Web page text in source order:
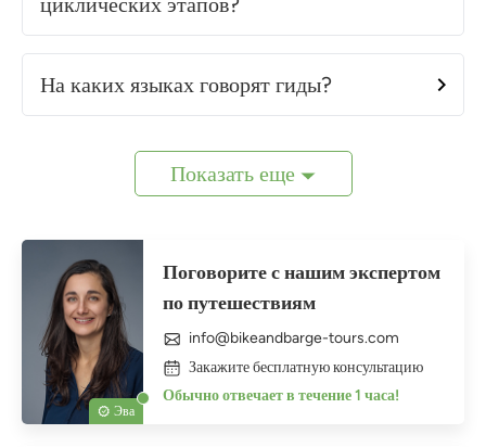
На каких языках говорят гиды?
Показать еще
Эва
Поговорите с нашим экспертом
по путешествиям
info@bikeandbarge-tours.com
Закажите бесплатную консультацию
Обычно отвечает в течение 1 часа!